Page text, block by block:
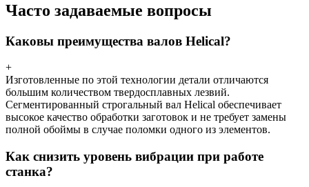
Часто задаваемые вопросы
Каковы преимущества валов Helical?
+
Изготовленные по этой технологии детали отличаются
большим количеством твердосплавных лезвий.
Сегментированный строгальный вал Helical обеспечивает
высокое качество обработки заготовок и не требует замены
полной обоймы в случае поломки одного из элементов.
Как снизить уровень вибрации при работе
станка?